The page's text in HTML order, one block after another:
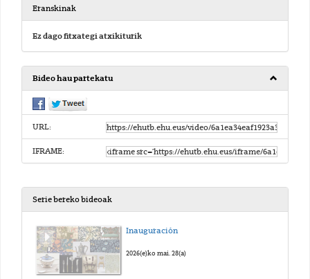
Eranskinak
Ez dago fitxategi atxikiturik
Bideo hau partekatu
URL:
IFRAME:
Serie bereko bideoak
Inauguración
2026(e)ko mai. 28(a)